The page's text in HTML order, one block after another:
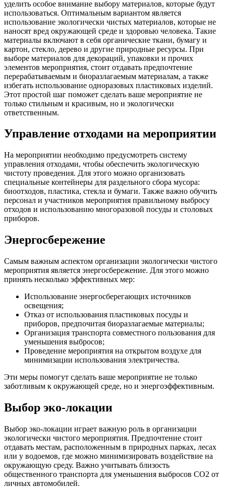
уделить особое внимание выбору материалов, которые будут
использоваться. Оптимальным вариантом является
использование экологически чистых материалов, которые не
наносят вред окружающей среде и здоровью человека. Такие
материалы включают в себя органические ткани, бумагу и
картон, стекло, дерево и другие природные ресурсы. При
выборе материалов для декораций, упаковки и прочих
элементов мероприятия, стоит отдавать предпочтение
перерабатываемым и биоразлагаемым материалам, а также
избегать использование одноразовых пластиковых изделий.
Этот простой шаг поможет сделать ваше мероприятие не
только стильным и красивым, но и экологически
ответственным.
Управление отходами на мероприятии
На мероприятии необходимо предусмотреть систему
управления отходами, чтобы обеспечить экологическую
чистоту проведения. Для этого можно организовать
специальные контейнеры для раздельного сбора мусора:
биоотходов, пластика, стекла и бумаги. Также важно обучить
персонал и участников мероприятия правильному выбросу
отходов и использованию многоразовой посуды и столовых
приборов.
Энергосбережение
Самым важным аспектом организации экологически чистого
мероприятия является энергосбережение. Для этого можно
принять несколько эффективных мер:
Использование энергосберегающих источников
освещения;
Отказ от использования пластиковых посуды и
приборов, предпочитая биоразлагаемые материалы;
Организация транспорта совместного пользования для
уменьшения выбросов;
Проведение мероприятия на открытом воздухе для
минимизации использования электричества.
Эти меры помогут сделать ваше мероприятие не только
заботливым к окружающей среде, но и энергоэффективным.
Выбор эко-локации
Выбор эко-локации играет важную роль в организации
экологически чистого мероприятия. Предпочтение стоит
отдавать местам, расположенным в природных парках, лесах
или у водоемов, где можно минимизировать воздействие на
окружающую среду. Важно учитывать близость
общественного транспорта для уменьшения выбросов CO2 от
личных автомобилей.